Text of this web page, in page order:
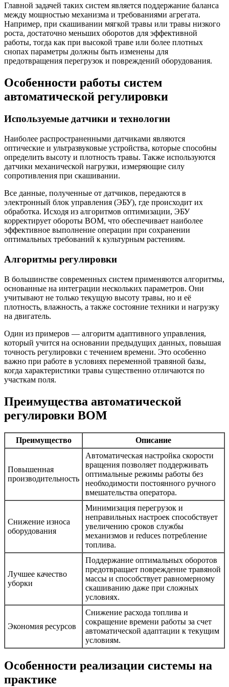
Главной задачей таких систем является поддержание баланса
между мощностью механизма и требованиями агрегата.
Например, при скашивании мягкой травы или травы низкого
роста, достаточно меньших оборотов для эффективной
работы, тогда как при высокой траве или более плотных
снопах параметры должны быть изменены для
предотвращения перегрузок и повреждений оборудования.
Особенности работы систем
автоматической регулировки
Используемые датчики и технологии
Наиболее распространенными датчиками являются
оптические и ультразвуковые устройства, которые способны
определить высоту и плотность травы. Также используются
датчики механической нагрузки, измеряющие силу
сопротивления при скашивании.
Все данные, полученные от датчиков, передаются в
электронный блок управления (ЭБУ), где происходит их
обработка. Исходя из алгоритмов оптимизации, ЭБУ
корректирует обороты ВОМ, что обеспечивает наиболее
эффективное выполнение операции при сохранении
оптимальных требований к культурным растениям.
Алгоритмы регулировки
В большинстве современных систем применяются алгоритмы,
основанные на интеграции нескольких параметров. Они
учитывают не только текущую высоту травы, но и её
плотность, влажность, а также состояние техники и нагрузку
на двигатель.
Один из примеров — алгоритм адаптивного управления,
который учится на основании предыдущих данных, повышая
точность регулировки с течением времени. Это особенно
важно при работе в условиях переменной травяной базы,
когда характеристики травы существенно отличаются по
участкам поля.
Преимущества автоматической
регулировки ВОМ
Преимущество Описание
Повышенная
производительность
Автоматическая настройка скорости
вращения позволяет поддерживать
оптимальные режимы работы без
необходимости постоянного ручного
вмешательства оператора.
Снижение износа
оборудования
Минимизация перегрузок и
неправильных настроек способствует
увеличению сроков службы
механизмов и reduces потребление
топлива.
Лучшее качество
уборки
Поддержание оптимальных оборотов
предотвращает повреждение травяной
массы и способствует равномерному
скашиванию даже при сложных
условиях.
Экономия ресурсов
Снижение расхода топлива и
сокращение времени работы за счет
автоматической адаптации к текущим
условиям.
Особенности реализации системы на
практике